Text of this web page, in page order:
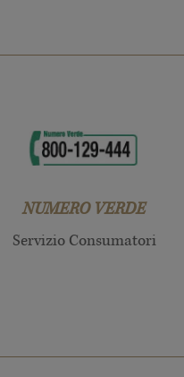
NUMERO VERDE
Servizio Consumatori